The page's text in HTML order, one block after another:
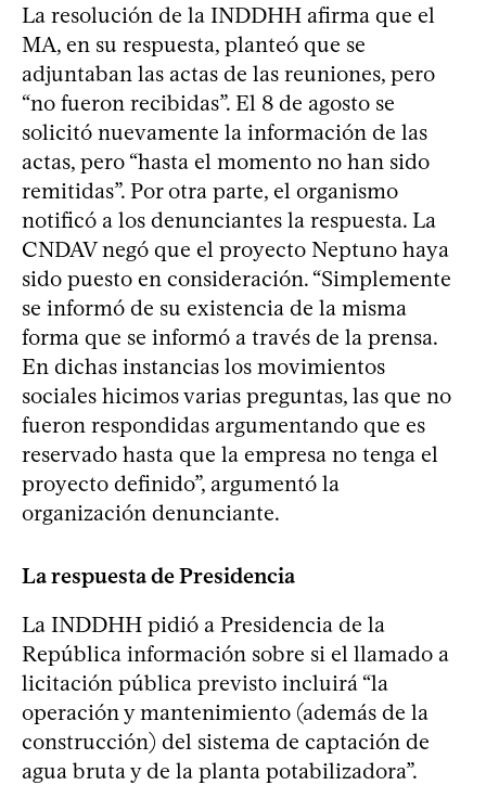
La resolución de la INDDHH afirma que el
MA, en su respuesta, planteó que se
adjuntaban las actas de las reuniones, pero
“no fueron recibidas”. El 8 de agosto se
solicitó nuevamente la información de las
actas, pero “hasta el momento no han sido
remitidas”. Por otra parte, el organismo
notificó a los denunciantes la respuesta. La
CNDAV negó que el proyecto Neptuno haya
sido puesto en consideración. “Simplemente
se informó de su existencia de la misma
forma que se informó a través de la prensa.
En dichas instancias los movimientos
sociales hicimos varias preguntas, las que no
fueron respondidas argumentando que es
reservado hasta que la empresa no tenga el
proyecto definido”, argumentó la
organización denunciante.
La respuesta de Presidencia
La INDDHH pidió a Presidencia de la
República información sobre si el llamado a
licitación pública previsto incluirá “la
operación y mantenimiento (además de la
construcción) del sistema de captación de
agua bruta y de la planta potabilizadora”.